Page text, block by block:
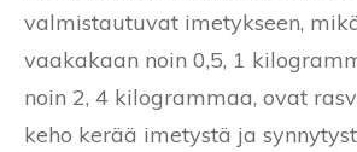
valmistautuvat imetykseen,
vaakakaan noin 0,5, 1
noin 2, 4 kilogrammaa, ovat
keho kerää imetystä ja